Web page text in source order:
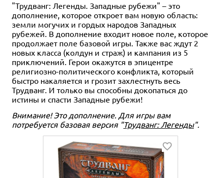
"Трудванг: Легенды. Западные рубежи" – это
дополнение, которое откроет вам новую область:
земли могучих и гордых народов Западных
рубежей. В дополнение входит новое поле, которое
продолжает поле базовой игры. Также вас ждут 2
новых класса (колдун и страж) и кампания из 5
приключений. Герои окажутся в эпицентре
религиозно-политического конфликта, который
быстро накаляется и грозит захлестнуть весь
Трудванг. И только вы способны докопаться до
истины и спасти Западные рубежи!
Внимание! Это дополнение. Для игры вам
потребуется базовая версия "Трудванг: Легенды".